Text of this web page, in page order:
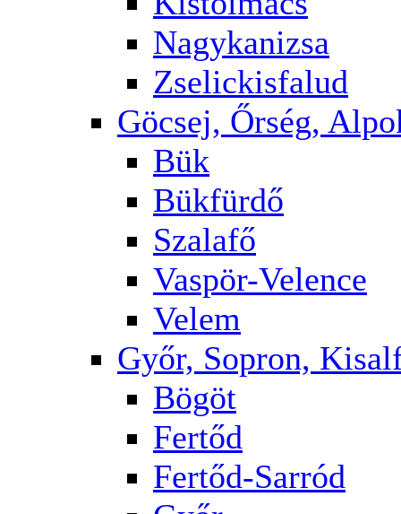
Nagykanizsa
Zselickisfalud
Göcsej, Őrség,
Bük
Bükfürdő
Szalafő
Vaspör-Velence
Velem
Győr, Sopron,
Bögöt
Fertőd
Fertőd-Sarród